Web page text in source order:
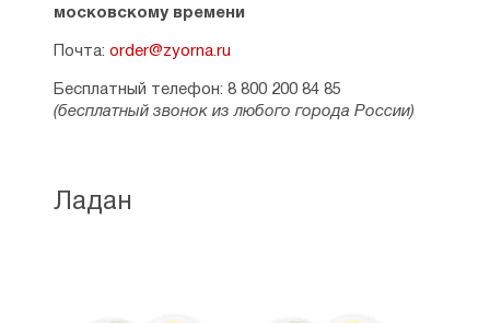
московскому времени
Почта: order@zyorna.ru
Бесплатный телефон: 8 800 200 84 85
(бесплатный звонок из любого города России)
Ладан